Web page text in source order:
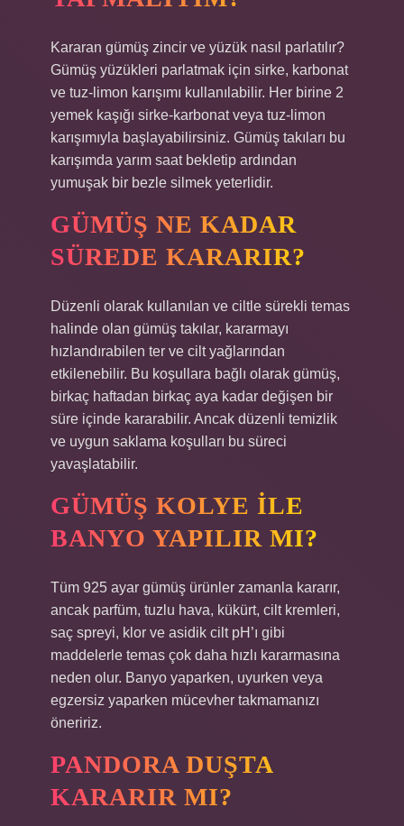
Kararan gümüş zincir ve yüzük nasıl parlatılır?
Gümüş yüzükleri parlatmak için sirke, karbonat
ve tuz-limon karışımı kullanılabilir. Her birine 2
yemek kaşığı sirke-karbonat veya tuz-limon
karışımıyla başlayabilirsiniz. Gümüş takıları bu
karışımda yarım saat bekletip ardından
yumuşak bir bezle silmek yeterlidir.
GÜMÜŞ NE KADAR
SÜREDE KARARIR?
Düzenli olarak kullanılan ve ciltle sürekli temas
halinde olan gümüş takılar, kararmayı
hızlandırabilen ter ve cilt yağlarından
etkilenebilir. Bu koşullara bağlı olarak gümüş,
birkaç haftadan birkaç aya kadar değişen bir
süre içinde kararabilir. Ancak düzenli temizlik
ve uygun saklama koşulları bu süreci
yavaşlatabilir.
GÜMÜŞ KOLYE ILE
BANYO YAPILIR MI?
Tüm 925 ayar gümüş ürünler zamanla kararır,
ancak parfüm, tuzlu hava, kükürt, cilt kremleri,
saç spreyi, klor ve asidik cilt pH’ı gibi
maddelerle temas çok daha hızlı kararmasına
neden olur. Banyo yaparken, uyurken veya
egzersiz yaparken mücevher takmamanızı
öneririz.
PANDORA DUŞTA
KARARIR MI?